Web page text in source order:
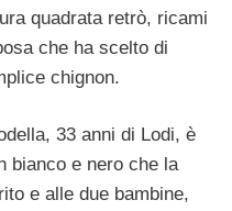
quadrata retrò, ricami
che ha scelto di
chignon.
33 anni di Lodi, è
bianco e nero che la
e alle due bambine,